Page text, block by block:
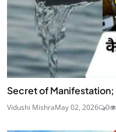
Secret of Manifestation;
Vidushi MishraMay 02, 2026 0